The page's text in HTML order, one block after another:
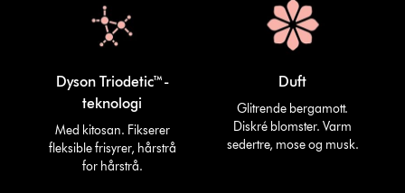
Dyson Triodetic™-
teknologi
Med kitosan. Fikserer
fleksible frisyrer, hårstrå
for hårstrå.
Duft
Glitrende bergamott.
Diskré blomster. Varm
sedertre, mose og musk.